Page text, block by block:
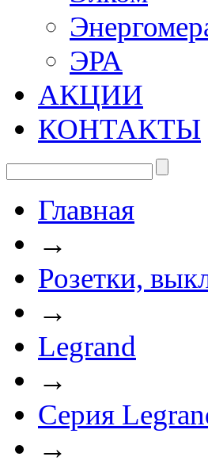
ЭРА
АКЦИИ
КОНТАКТЫ
Главная
→
Розетки,
→
Legrand
→
Серия
→